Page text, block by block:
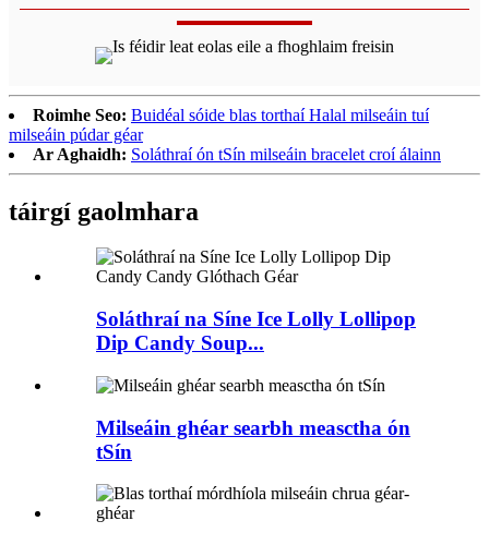
Roimhe Seo: Buidéal sóide blas torthaí Halal milseáin tuí
milseáin púdar géar
Ar Aghaidh: Soláthraí ón tSín milseáin bracelet croí álainn
táirgí gaolmhara
Soláthraí na Síne Ice Lolly Lollipop
Dip Candy Soup...
Milseáin ghéar searbh measctha ón
tSín